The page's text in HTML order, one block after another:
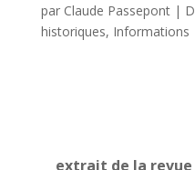
par Claude Passepont|
historiques, Informations
extrait de la revue